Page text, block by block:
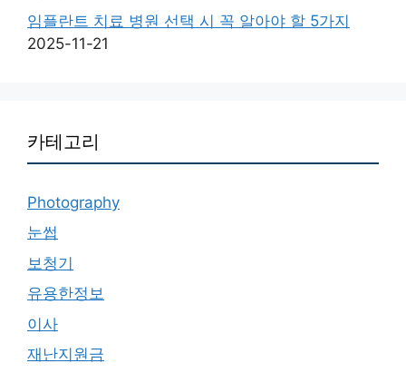
임플란트 치료 병원 선택 시 꼭 알아야 할 5가지
2025-11-21
카테고리
Photography
눈썹
보청기
유용한정보
이사
재난지원금